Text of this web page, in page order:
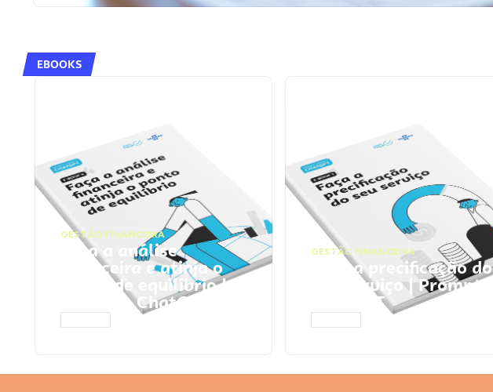
EBOOKS
GESTÃO FINANCEIRA
Faça a análise
financeira e atinja o
ponto de equilíbrio |
Prompts ChatGPT
GESTÃO FINANCEIRA
Faça a precificação do
seu serviço | Prompts
ChatGPT